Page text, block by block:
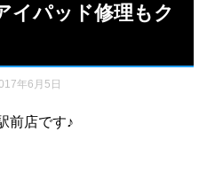
イパッド修理もク
年6月5日
前店です♪